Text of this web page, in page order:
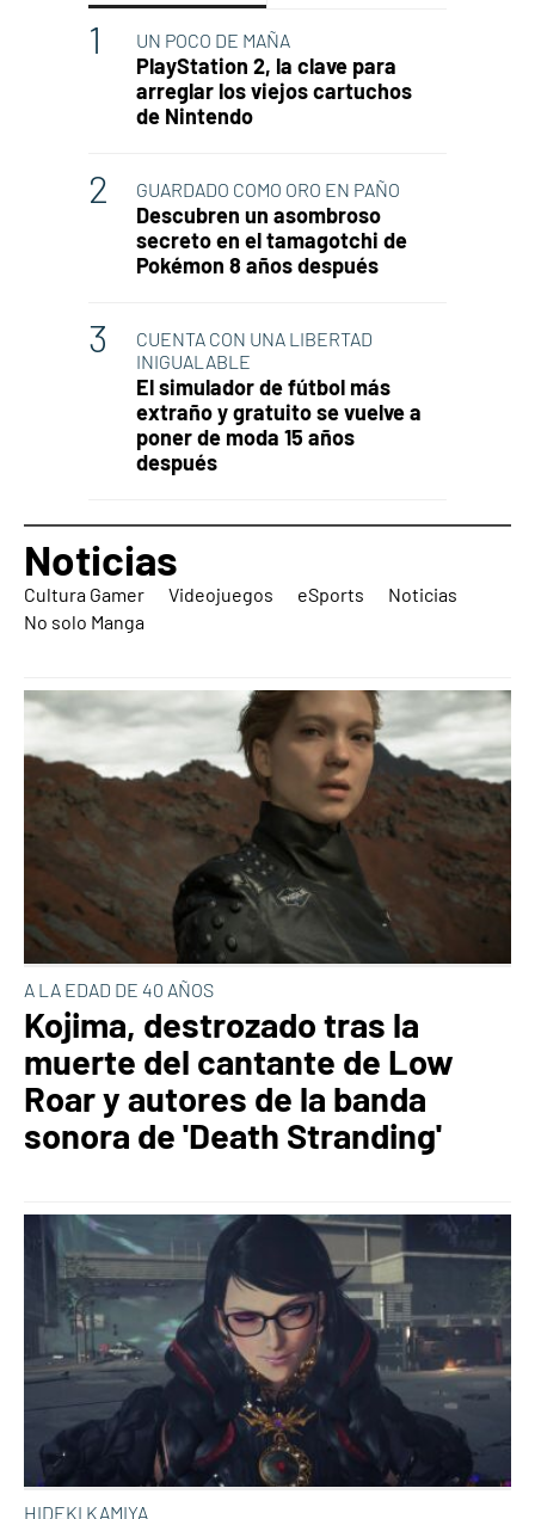
UN POCO DE MAÑA
PlayStation 2, la clave para
arreglar los viejos cartuchos
de Nintendo
GUARDADO COMO ORO EN PAÑO
Descubren un asombroso
secreto en el tamagotchi de
Pokémon 8 años después
CUENTA CON UNA LIBERTAD
INIGUALABLE
El simulador de fútbol más
extraño y gratuito se vuelve a
poner de moda 15 años
después
Noticias
Cultura Gamer Videojuegos eSports
Noticias
No solo Manga
A LA EDAD DE 40 AÑOS
Kojima, destrozado tras la
muerte del cantante de Low
Roar y autores de la banda
sonora de 'Death Stranding'
HIDEKI KAMIYA